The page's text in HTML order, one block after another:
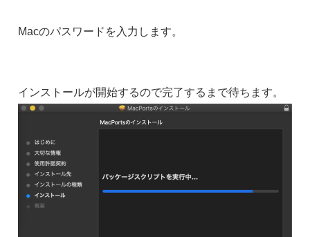
Macのパスワードを入力します。
インストールが開始するので完了するまで待ちます。